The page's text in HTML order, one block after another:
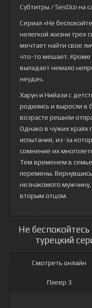
Субтитры / SesDizi на
Сериал «Не
нелегкой жизни трех
мечтает найти свое
что-то мешает. Кроме
выпадает немало
неудач.
Харун и Нийази с
родились и выросли в
возрасте решили
Однако в чужих краях
испытания, из-за
сомнение их
Тем временем в
перемены.
незнакомого мужчину,
вторым отцом.
Не
турецкий
Смотреть онлайн
Плеер 3